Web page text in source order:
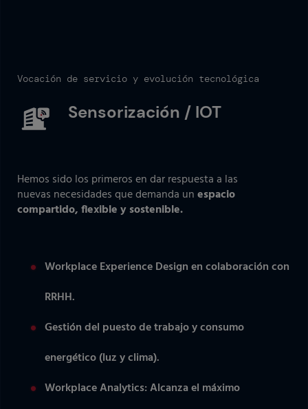
Vocación de servicio y evolución tecnológica
Sensorización / IOT
Hemos sido los primeros en dar respuesta a las
nuevas necesidades que demanda unespacio
compartido, flexible y sostenible.
Workplace Experience Design en colaboración con
RRHH.
Gestión del puesto de trabajo y consumo
energético (luz y clima).
Workplace Analytics: Alcanza el máximo